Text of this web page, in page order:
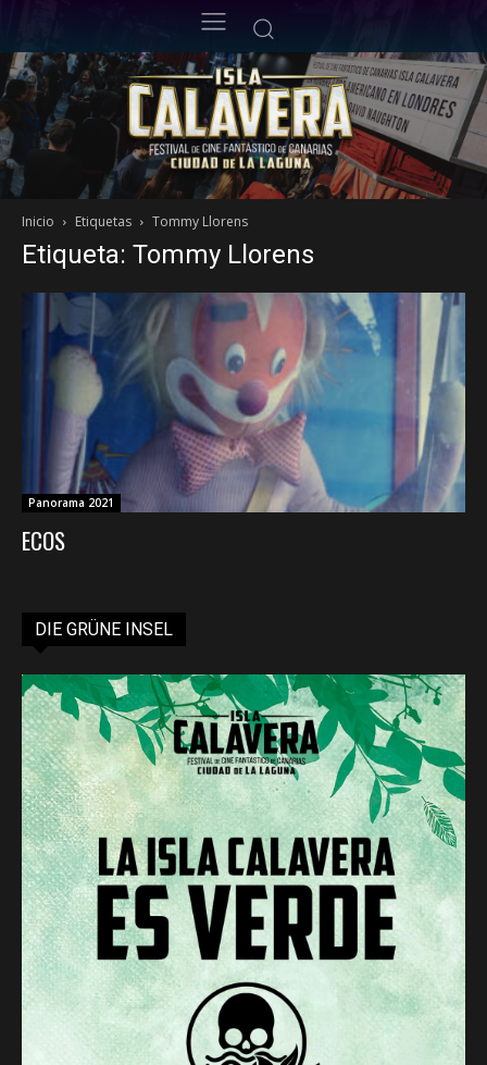
Inicio Etiquetas Tommy Llorens
Etiqueta: Tommy Llorens
Panorama 2021
ECOS
DIE GRÜNE INSEL